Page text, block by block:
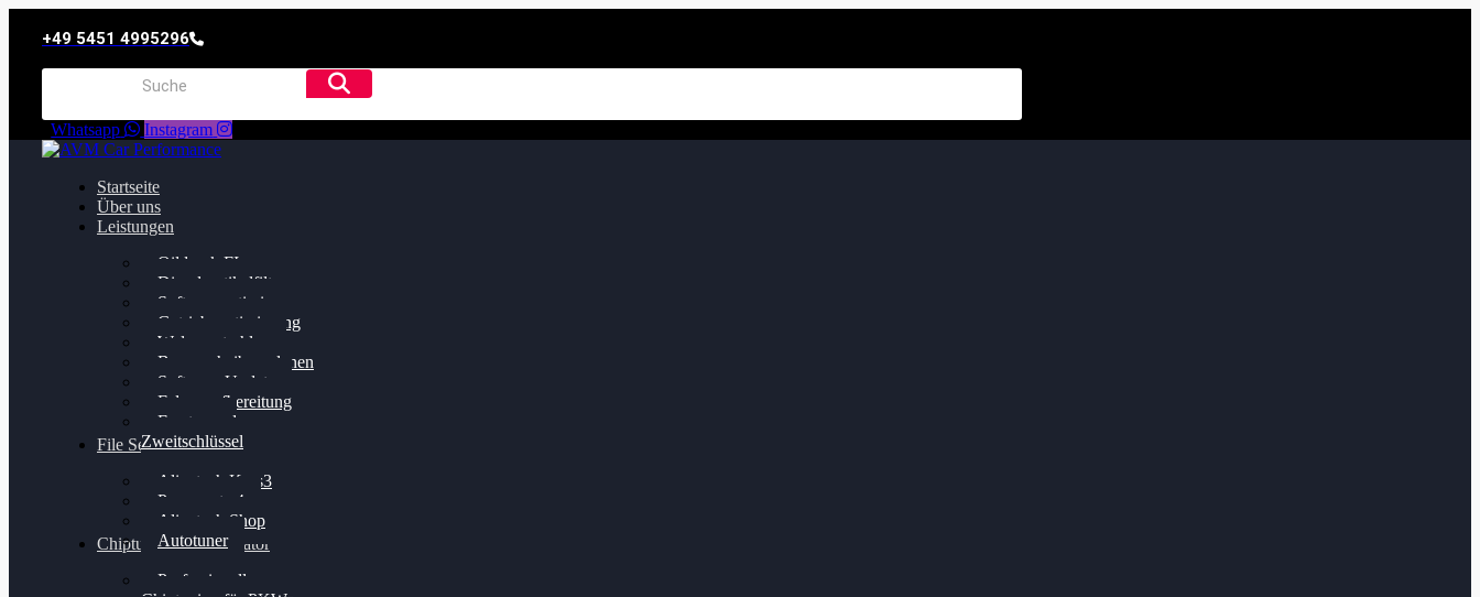
+49 5451 4995296
Whatsapp Instagram
Startseite
Über uns
Leistungen
Oildruck FIx
Dieselpartikelfilter
Softwareoptimierung
Getriebeoptimierung
Walnussstrahlen
Bremsscheiben planen
Software Update
Felgenaufbereitung
Ersatz- und
Zweitschlüssel
File Service
Alientech Kess3
Powergate 4
Alientech Shop
Autotuner
Chiptuning Konfigurator
Professionelles